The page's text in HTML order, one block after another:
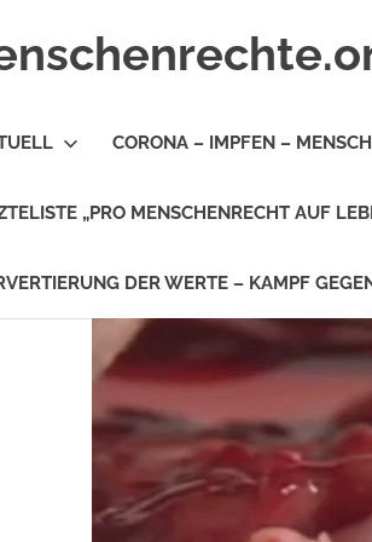
CORONA – IMPFEN –
„PRO MENSCHENRECHT AUF
DER WERTE – KAMPF